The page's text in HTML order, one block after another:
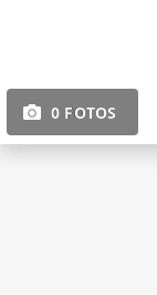
0 FOTOS